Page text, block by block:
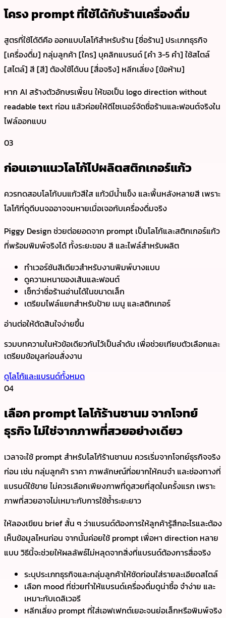
โครง prompt ที่ใช้ได้กับร้านเครื่องดื่ม
สูตรที่ใช้ได้ดีคือ ออกแบบโลโก้สำหรับร้าน [ชื่อร้าน] ประเภทธุรกิจ
[เครื่องดื่ม] กลุ่มลูกค้า [ใคร] บุคลิกแบรนด์ [คำ 3-5 คำ] ใช้สไตล์
[สไตล์] สี [สี] ต้องใช้ได้บน [สื่อจริง] หลีกเลี่ยง [ข้อห้าม]
หาก AI สร้างตัวอักษรเพี้ยน ให้ขอเป็น logo direction without
readable text ก่อน แล้วค่อยให้ดีไซเนอร์จัดชื่อร้านและฟอนต์จริงใน
ไฟล์ออกแบบ
03
ก่อนเอาแนวโลโก้ไปผลิตสติกเกอร์แก้ว
ควรทดสอบโลโก้บนแก้วสีใส แก้วมีน้ำแข็ง และพื้นหลังหลายสี เพราะ
โลโก้ที่ดูดีบนจออาจจมหายเมื่อเจอกับเครื่องดื่มจริง
Piggy Design ช่วยต่อยอดจาก prompt เป็นโลโก้และสติกเกอร์แก้ว
ที่พร้อมพิมพ์จริงได้ ทั้งระยะขอบ สี และไฟล์สำหรับผลิต
ทำเวอร์ชันสีเดียวสำหรับงานพิมพ์บางแบบ
ดูความหนาของเส้นและฟอนต์
เช็กว่าชื่อร้านอ่านได้ในขนาดเล็ก
เตรียมไฟล์แยกสำหรับป้าย เมนู และสติกเกอร์
อ่านต่อให้ตัดสินใจง่ายขึ้น
รวมบทความในหัวข้อเดียวกันไว้เป็นลำดับ เพื่อช่วยเทียบตัวเลือกและ
เตรียมข้อมูลก่อนสั่งงาน
ดูโลโก้และแบรนด์ทั้งหมด
04
เลือก prompt โลโก้ร้านชานม จากโจทย์
ธุรกิจ ไม่ใช่จากภาพที่สวยอย่างเดียว
เวลาจะใช้ prompt สำหรับโลโก้ร้านชานม ควรเริ่มจากโจทย์ธุรกิจจริง
ก่อน เช่น กลุ่มลูกค้า ราคา ภาพลักษณ์ที่อยากให้คนจำ และช่องทางที่
แบรนด์ใช้ขาย ไม่ควรเลือกเพียงภาพที่ดูสวยที่สุดในครั้งแรก เพราะ
ภาพที่สวยอาจไม่เหมาะกับการใช้ซ้ำระยะยาว
ให้ลองเขียน brief สั้น ๆ ว่าแบรนด์ต้องการให้ลูกค้ารู้สึกอะไรและต้อง
เห็นข้อมูลไหนก่อน จากนั้นค่อยใช้ prompt เพื่อหา direction หลาย
แบบ วิธีนี้จะช่วยให้ผลลัพธ์ไม่หลุดจากสิ่งที่แบรนด์ต้องการสื่อจริง
ระบุประเภทธุรกิจและกลุ่มลูกค้าให้ชัดก่อนใส่รายละเอียดสไตล์
เลือก mood ที่ช่วยทำให้แบรนด์เครื่องดื่มดูน่าซื้อ จำง่าย และ
เหมาะกับเดลิเวอรี
หลีกเลี่ยง prompt ที่ใส่เอฟเฟกต์เยอะจนย่อเล็กหรือพิมพ์จริง